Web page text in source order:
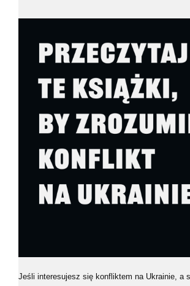
Jeśli interesujesz się konfliktem na Ukrainie, a